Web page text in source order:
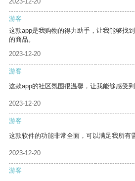
游客
这款app是我购物的得力助手，让我能够找
的商品。
2023-12-20
游客
这款app的社区氛围很温馨，让我能够感受到
2023-12-20
游客
这款软件的功能非常全面，可以满足我所有
2023-12-20
游客